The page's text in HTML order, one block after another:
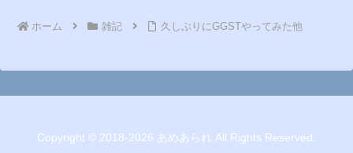
ホーム 雑記 久しぶりにGGSTやってみた他
Copyright © 2018-2026 あめあられ All Rights Reserved.